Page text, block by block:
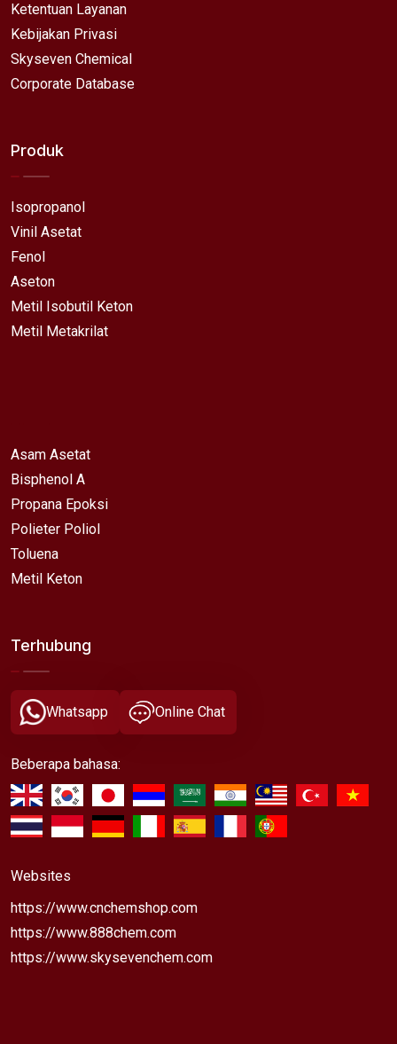
Ketentuan Layanan
Kebijakan Privasi
Skyseven Chemical
Corporate Database
Produk
Isopropanol
Vinil Asetat
Fenol
Aseton
Metil Isobutil Keton
Metil Metakrilat
Asam Asetat
Bisphenol A
Propana Epoksi
Polieter Poliol
Toluena
Metil Keton
Terhubung
Whatsapp Online Chat
Beberapa bahasa:
Websites
https://www.cnchemshop.com
https://www.888chem.com
https://www.skysevenchem.com